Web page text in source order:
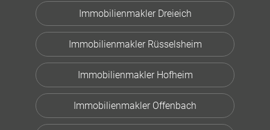
Immobilienmakler Dreieich
Immobilienmakler Rüsselsheim
Immobilienmakler Hofheim
Immobilienmakler Offenbach